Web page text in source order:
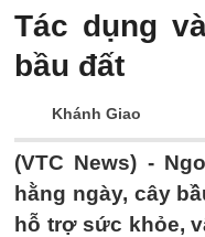
Tác dụng
bầu đất
Khánh Giao
(VTC News) -
hằng ngày, cây
hỗ trợ sức khỏe,